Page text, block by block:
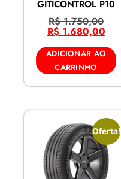
GITICONTROL P10
R$1.750,00
R$1.680,00
ADICIONAR AO
CARRINHO
Oferta!